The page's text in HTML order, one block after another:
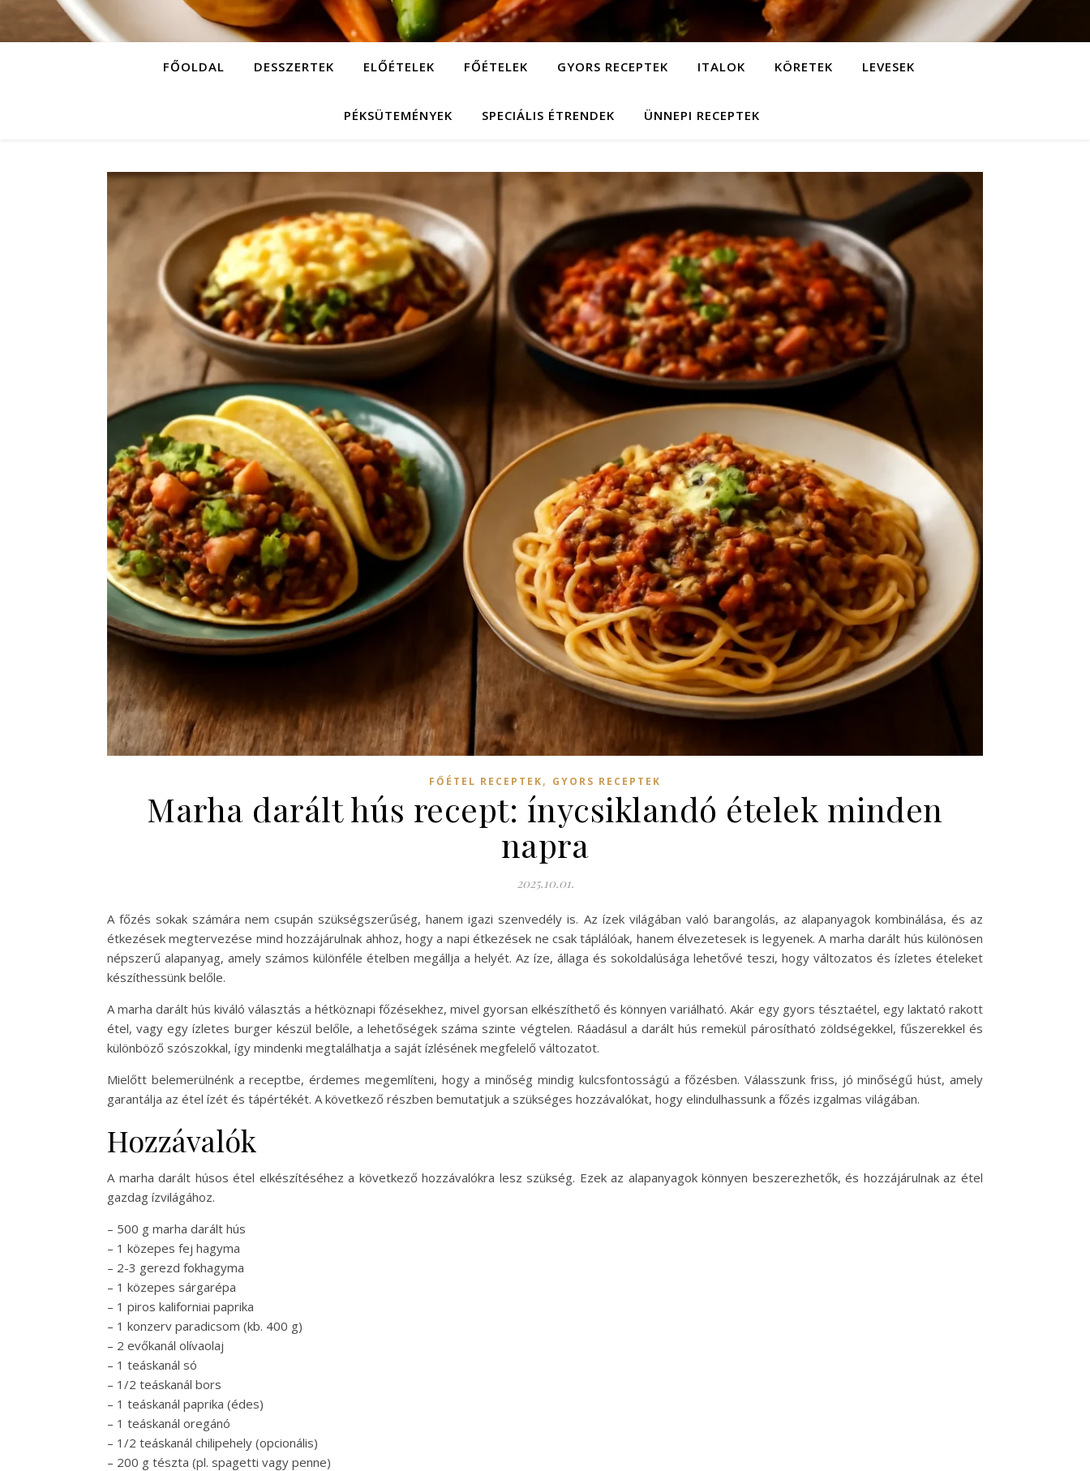
FŐOLDAL DESSZERTEK ELŐÉTELEK FŐÉTELEK GYORS RECEPTEK ITALOK KÖRETEK LEVESEK
PÉKSÜTEMÉNYEK SPECIÁLIS ÉTRENDEK ÜNNEPI RECEPTEK
FŐÉTEL RECEPTEK, GYORS RECEPTEK
Marha darált hús recept: ínycsiklandó ételek minden
napra
2025.10.01.
A főzés sokak számára nem csupán szükségszerűség, hanem igazi szenvedély is. Az ízek világában való barangolás, az alapanyagok kombinálása, és az
étkezések megtervezése mind hozzájárulnak ahhoz, hogy a napi étkezések ne csak táplálóak, hanem élvezetesek is legyenek. A marha darált hús különösen
népszerű alapanyag, amely számos különféle ételben megállja a helyét. Az íze, állaga és sokoldalúsága lehetővé teszi, hogy változatos és ízletes ételeket
készíthessünk belőle.
A marha darált hús kiváló választás a hétköznapi főzésekhez, mivel gyorsan elkészíthető és könnyen variálható. Akár egy gyors tésztaétel, egy laktató rakott
étel, vagy egy ízletes burger készül belőle, a lehetőségek száma szinte végtelen. Ráadásul a darált hús remekül párosítható zöldségekkel, fűszerekkel és
különböző szószokkal, így mindenki megtalálhatja a saját ízlésének megfelelő változatot.
Mielőtt belemerülnénk a receptbe, érdemes megemlíteni, hogy a minőség mindig kulcsfontosságú a főzésben. Válasszunk friss, jó minőségű húst, amely
garantálja az étel ízét és tápértékét. A következő részben bemutatjuk a szükséges hozzávalókat, hogy elindulhassunk a főzés izgalmas világában.
Hozzávalók
A marha darált húsos étel elkészítéséhez a következő hozzávalókra lesz szükség. Ezek az alapanyagok könnyen beszerezhetők, és hozzájárulnak az étel
gazdag ízvilágához.
– 500 g marha darált hús
– 1 közepes fej hagyma
– 2-3 gerezd fokhagyma
– 1 közepes sárgarépa
– 1 piros kaliforniai paprika
– 1 konzerv paradicsom (kb. 400 g)
– 2 evőkanál olívaolaj
– 1 teáskanál só
– 1/2 teáskanál bors
– 1 teáskanál paprika (édes)
– 1 teáskanál oregánó
– 1/2 teáskanál chilipehely (opcionális)
– 200 g tészta (pl. spagetti vagy penne)